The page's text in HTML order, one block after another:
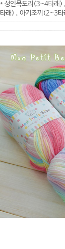
* 성인목도리(3~4타래)
타래) , 아기조끼(2~3타